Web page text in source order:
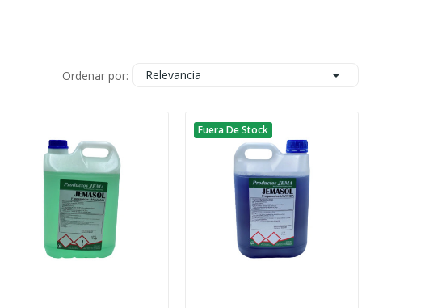
Ordenar por: Relevancia 
Fuera De Stock